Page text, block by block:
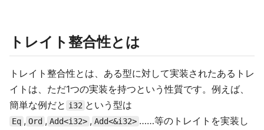
トレイト整合性とは
トレイト整合性とは、ある型に対して実装されたあるトレ
イトは、ただ1つの実装を持つという性質です。例えば、
簡単な例だと i32 という型は
Eq , Ord , Add<i32> , Add<&i32> ……等のトレイトを実装し